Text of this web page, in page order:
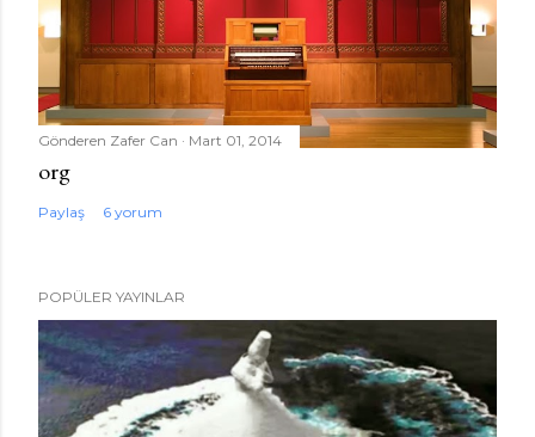
Gönderen Zafer Can Mart 01, 2014
org
Paylaş 6 yorum
POPÜLER YAYINLAR